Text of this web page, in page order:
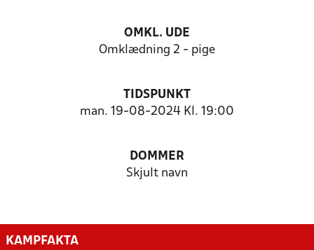
OMKL. UDE
Omklædning 2 - pige
TIDSPUNKT
man. 19-08-2024 Kl. 19:00
DOMMER
Skjult navn
KAMPFAKTA